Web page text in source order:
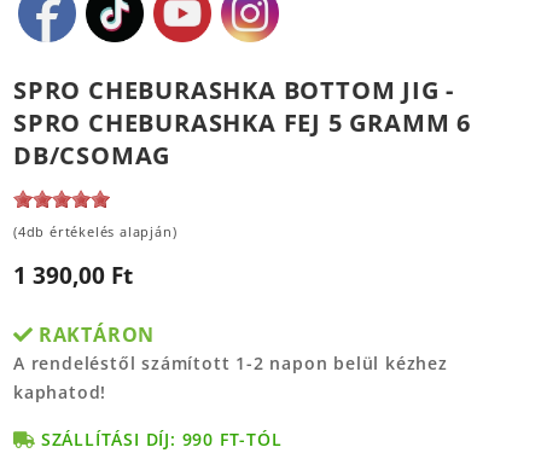
SPRO CHEBURASHKA BOTTOM JIG -
SPRO CHEBURASHKA FEJ 5 GRAMM 6
DB/CSOMAG
(4db értékelés alapján)
1 390,00 Ft
RAKTÁRON
A rendeléstől számított 1-2 napon belül kézhez
kaphatod!
SZÁLLÍTÁSI DÍJ: 990 FT-TÓL